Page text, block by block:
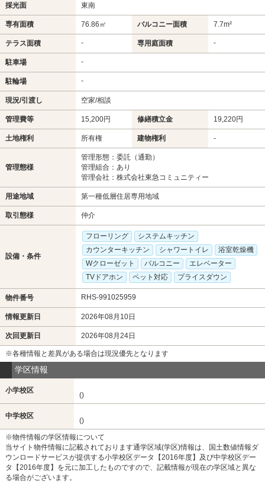
採光面 東南
専有面積 76.86㎡ バルコニー面積 7.7m²
テラス面積 - 専用庭面積 -
駐車場 -
駐輪場 -
現況/引渡し 空家/相談
管理費等 15,200円 修繕積立金 19,220円
土地権利 所有権 建物権利 -
管理態様
管理形態：委託（通勤）
管理組合：あり
管理会社：株式会社東急コミュニティー
用途地域 第一種低層住居専用地域
取引態様 仲介
設備・条件
フローリング
システムキッチン
カウンターキッチン
シャワートイレ
浴室乾燥機
Wクローゼット
バルコニー
エレベーター
TVドアホン
ペット対応 プライスダウン
物件番号 RHS-991025959
情報更新日 2026年08月10日
次回更新日 2026年08月24日
※各種情報と差異がある場合は現況優先となります
学区情報
小学校区
()
中学校区
()
※物件情報の学区情報について
当サイト物件情報に記載されております通学区域(学区)情報は、国土数値情報ダ
ウンロードサービスが提供する小学校区データ【2016年度】及び中学校区デー
タ【2016年度】を元に加工したものですので、記載情報が現在の学区域と異な
る場合がございます。